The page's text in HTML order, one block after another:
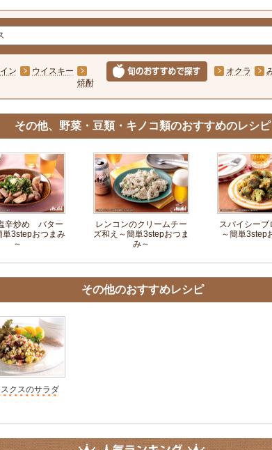
ン
ウイスキー
焼酎
オクラ
その他、野菜・豆類・キノコ類のおすすめのレシピ
辛炒め バター
単3stepおつまみ
～
レンコンのクリームチー
ズ和え～簡単3stepおつま
み～
スパイシーブ
～簡単3step
その他のおすすめレシピ
クスのサラダ